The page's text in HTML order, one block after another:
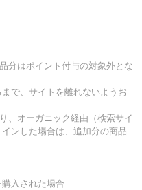
分はポイント付与の対象外とな
で、サイトを離れないようお
、オーガニック経由（検索サイ
ンした場合は、追加分の商品
入された場合